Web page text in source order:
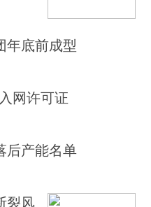
年底前成型
网许可证
后产能名单
裂风